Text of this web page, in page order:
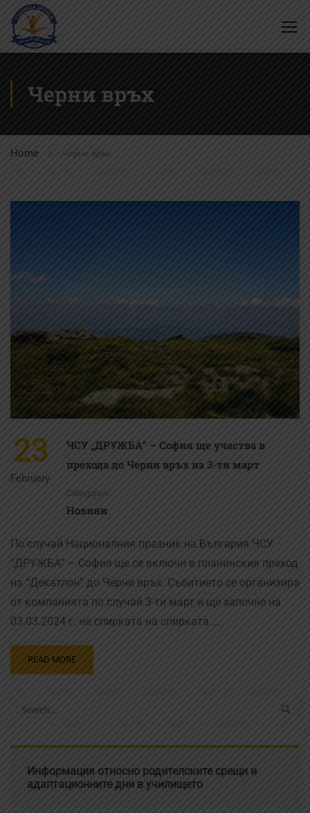
Черни връх
Home Черни връх
23
February
ЧСУ „ДРУЖБА“ – София ще участва в
прехода до Черни връх на 3-ти март
Categories
Новини
По случай Националния празник на България ЧСУ
“ДРУЖБА” – София ще се включи в планинския преход
на “Декатлон” до Черни връх. Събитието се организира
от компанията по случай 3-ти март и ще започне на
03.03.2024 г. на спирката на спирката …
READ MORE
Информация относно родителските срещи и
адаптационните дни в училището